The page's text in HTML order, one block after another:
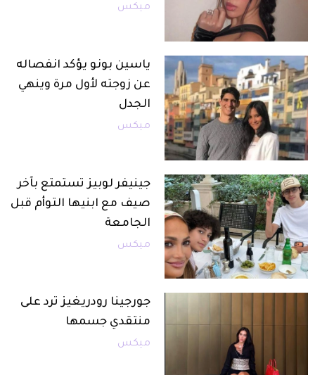
ميكس
ياسين بونو يؤكد انفصاله
عن زوجته لأول مرة وينهي
الجدل
ميكس
جينيفر لوبيز تستمتع بآخر
صيف مع ابنيها التوأم قبل
الجامعة
ميكس
جورجينا رودريغيز ترد على
منتقدي جسمها
ميكس